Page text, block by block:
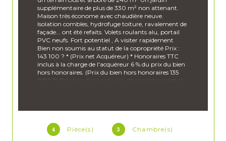
4 Pièce(s) 3 Chambre(s)
supplémentaire de plus de 330 m² non attenant.
Maison très économe avec chaudière neuve.
Isolation combles, hydrofuge toiture, ravalement de
façade... ont été refaits. Volets roulants alu, portail
PVC neufs. Fort potentiel , A visiter rapidement
Bien non soumis au statut de la copropriété Prix :
143 100 ? * (Prix net Acquéreur) * Honoraires TTC
inclus à la charge de l'acquéreur 6 % du prix du bien
hors honoraires. (Prix du bien hors honoraires 135
000 ?) Prix hors frais notariés, d'enregistrement et
Les informations sur les risques auxquels ce bien est